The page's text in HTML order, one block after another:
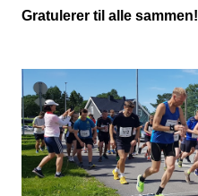
Gratulerer til alle sammen!